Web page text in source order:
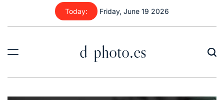
content
Today: Friday, June 19 2026
d-photo.es